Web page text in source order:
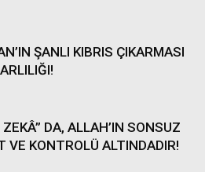
ŞANLI KIBRIS ÇIKARMASI
ZEKÂ” DA, ALLAH’IN SONSUZ
VE KONTROLÜ ALTINDADIR!